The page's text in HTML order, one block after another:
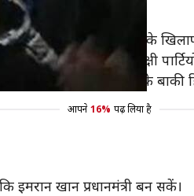
पिछले कई हफ्तों से सरकार के
कर रहे हैं और कई विपक्षी
धीरे-धीरे पाकिस्तान के बाकी
आपने 16% पढ़ लिया है
इमरान खान प्रधानमंत्री बन सकें।